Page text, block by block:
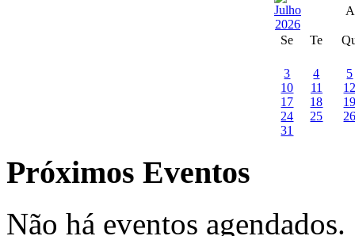
Se Te
3 4
5
10
11
17
18
24
25
31
Próximos Eventos
Não há eventos agendados.